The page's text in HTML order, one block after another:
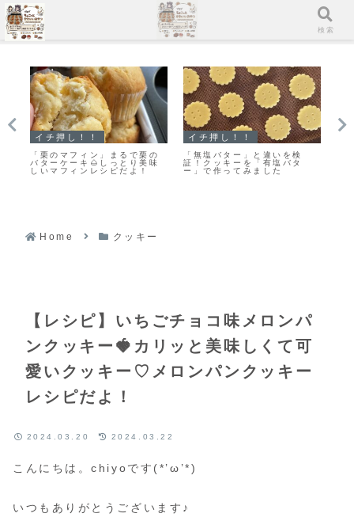
マフィン
すぐに作れる♥食べられる♥濃
厚ガトーショコラマフィン作
りました！
クッキー
「何枚食べていい？」うちの
大人気おやつ♡栗原はるみさ
んの塩クッキー♡今日のおや
Home クッキー
【レシピ】いちごチョコ味メロンパ
ンクッキー🍓カリッと美味しくて可
愛いクッキー♡メロンパンクッキー
レシピだよ！
2024.03.20 2024.03.22
こんにちは。chiyoです(*’ω’*)
いつもありがとうございます♪
メニュー 検索